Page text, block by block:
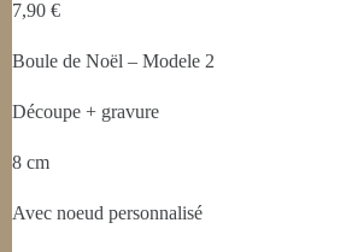
7,90 €
Boule de Noël – Modele 2
Découpe + gravure
8 cm
Avec noeud personnalisé